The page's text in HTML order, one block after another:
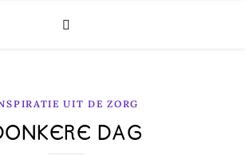
UIT DE ZORG
DAG